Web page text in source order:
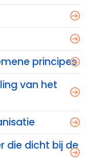
principes
van het
die dicht bij de